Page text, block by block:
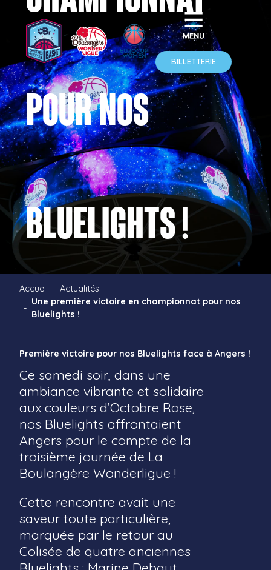
BILLETTERIE
pour nos
Bluelights !
Accueil
Actualités
Une première victoire en championnat pour nos
Bluelights !
Première victoire pour nos Bluelights face à Angers !
Ce samedi soir, dans une
ambiance vibrante et solidaire
aux couleurs d’Octobre Rose,
nos Bluelights affrontaient
Angers pour le compte de la
troisième journée de La
Boulangère Wonderligue !
Cette rencontre avait une
saveur toute particulière,
marquée par le retour au
Colisée de quatre anciennes